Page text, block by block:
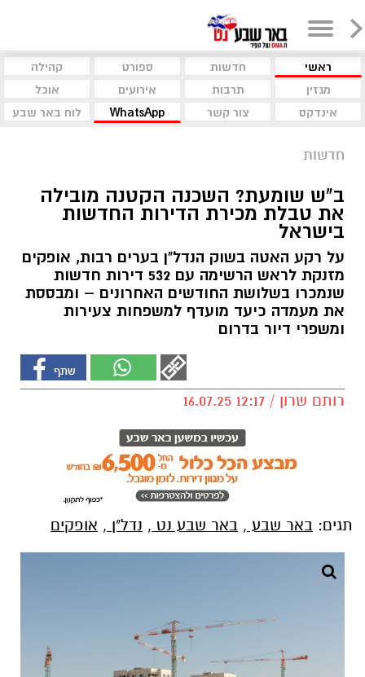
ראשי חדשות ספורט
קהילה
מגזין
תרבות אירועים
אוכל
אינדקס
צור קשר WhatsApp לוח באר שבע
חדשות
ב"ש שומעת? השכנה הקטנה מובילה
את טבלת מכירת הדירות החדשות
בישראל
על רקע האטה בשוק הנדל"ן בערים רבות, אופקים
מזנקת לראש הרשימה עם 532 דירות חדשות
שנמכרו בשלושת החודשים האחרונים – ומבססת
את מעמדה כיעד מועדף למשפחות צעירות
ומשפרי דיור בדרום
רותם שרון / 12:17 16.07.25
, באר שבע נט, נדל"ן